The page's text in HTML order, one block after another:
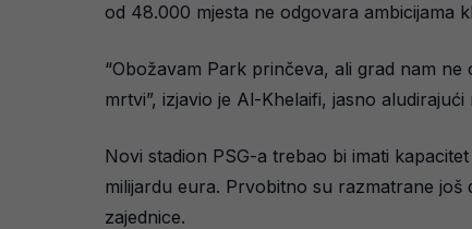
od 48.000 mjesta ne odgovara ambicijama
“Obožavam Park prinčeva, ali grad nam
mrtvi”, izjavio je Al-Khelaifi, jasno
Novi stadion PSG-a trebao bi imati
milijardu eura. Prvobitno su razmatrane još
zajednice.